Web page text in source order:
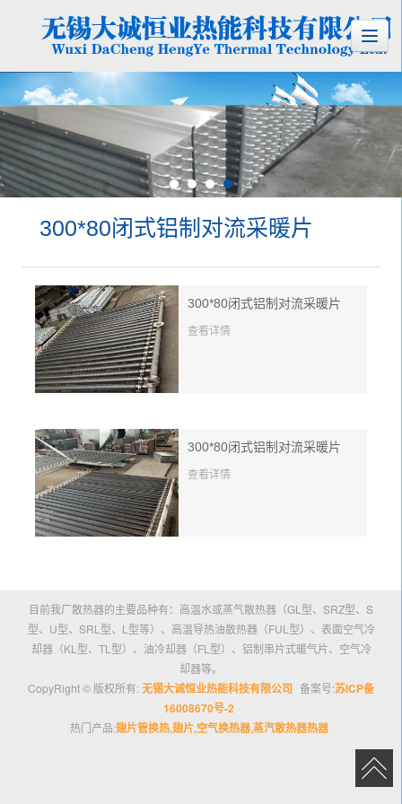
300*80闭式铝制对流采暖片
300*80闭式铝制对流采暖片
查看详情
300*80闭式铝制对流采暖片
查看详情
目前我厂散热器的主要品种有：高温水或蒸气散热器（GL型、SRZ型、S
型、U型、SRL型、L型等）、高温导热油散热器（FUL型）、表面空气冷
却器（KL型、TL型）、油冷却器（FL型）、铝制串片式暖气片、空气冷
却器等。
CopyRight © 版权所有: 无锡大诚恒业热能科技有限公司 备案号:苏ICP备
16008670号-2
热门产品:翅片管换热,翅片,空气换热器,蒸汽散热器热器